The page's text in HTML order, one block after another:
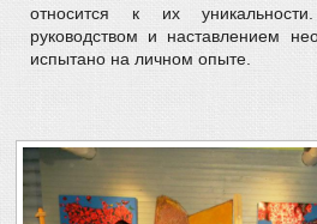
относится к их
руководством и наставлением
испытано на личном опыте.